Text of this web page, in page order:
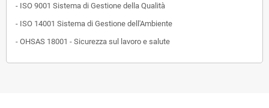
- ISO 9001 Sistema di Gestione della Qualità
- ISO 14001 Sistema di Gestione dell'Ambiente
- OHSAS 18001 - Sicurezza sul lavoro e salute